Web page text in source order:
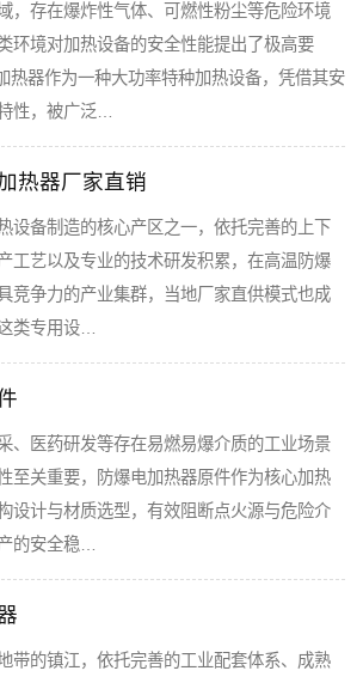
，存在爆炸性气体、可燃性粉尘等危险环境
环境对加热设备的安全性能提出了极高要
热器作为一种大功率特种加热设备，凭借其安
性，被广泛…
热器厂家直销
设备制造的核心产区之一，依托完善的上下
工艺以及专业的技术研发积累，在高温防爆
竞争力的产业集群，当地厂家直供模式也成
类专用设…
、医药研发等存在易燃易爆介质的工业场景
至关重要，防爆电加热器原件作为核心加热
设计与材质选型，有效阻断点火源与危险介
的安全稳…
带的镇江，依托完善的工业配套体系、成熟